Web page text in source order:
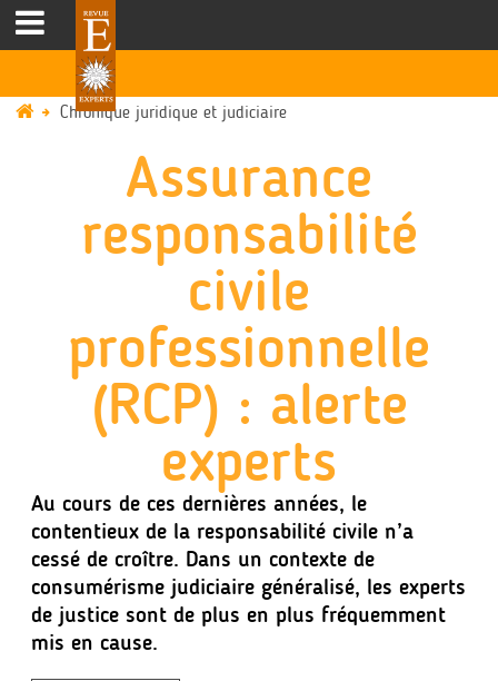
Chronique juridique et judiciaire
Assurance
responsabilité
civile
professionnelle
(RCP) : alerte
experts
Au cours de ces dernières années, le
contentieux de la responsabilité civile n’a
cessé de croître. Dans un contexte de
consumérisme judiciaire généralisé, les experts
de justice sont de plus en plus fréquemment
mis en cause.